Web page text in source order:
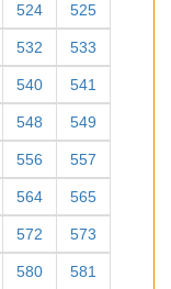
524 525
532 533
540 541
548 549
556 557
564 565
572 573
580 581